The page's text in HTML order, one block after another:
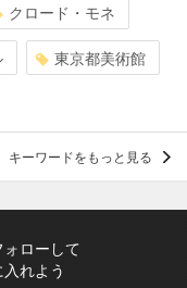
クロード・モネ
東京都美術館
キーワードをもっと見る
ローして
れよう